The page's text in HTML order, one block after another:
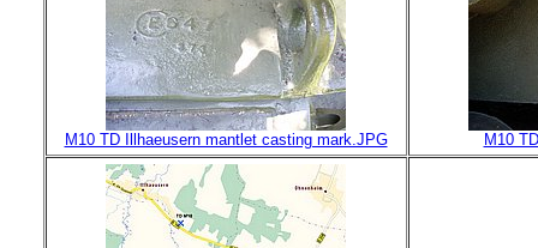
M10 TD Illhaeusern mantlet casting mark.JPG M10